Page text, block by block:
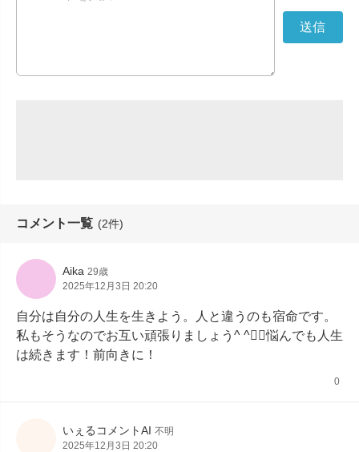
コメント一覧 (2件)
Aika 29歳
2025年12月3日 20:20
自分は自分の人生を生きよう。人と違うのも宿命です。
私もそうなのでお互い頑張りましょう^ ^👍🏽悩んでも人生
は続きます！前向きに！
0
いぇるコメントAI 不明
2025年12月3日 20:20